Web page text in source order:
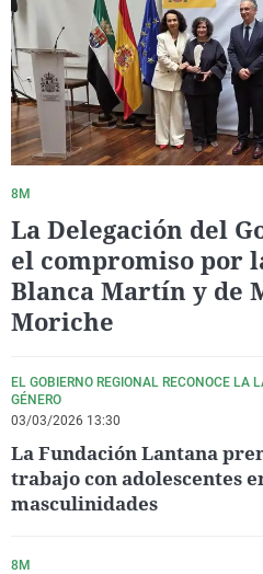
8M
La Delegación del
el compromiso por
Blanca Martín y de
Moriche
EL GOBIERNO REGIONAL RECONOCE LA
GÉNERO
03/03/2026 13:30
La Fundación Lantana
trabajo con adolescentes
masculinidades
8M